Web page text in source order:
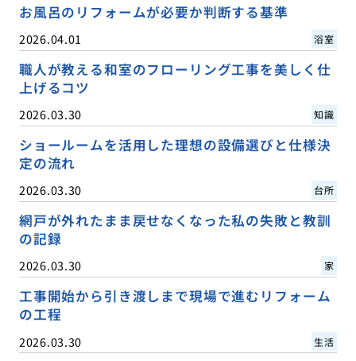
お風呂のリフォームが必要か判断する基準
2026.04.01 浴室
職人が教える和室のフローリング工事を美しく仕
上げるコツ
2026.03.30 知識
ショールームを活用した理想の設備選びと仕様決
定の流れ
2026.03.30 台所
網戸が外れたまま戻せなくなった私の失敗と教訓
の記録
2026.03.30 家
工事開始から引き渡しまで現場で進むリフォーム
の工程
2026.03.30 生活